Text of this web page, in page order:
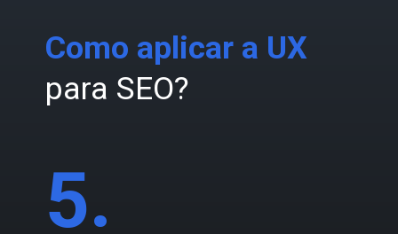
Como aplicar a UX
para SEO?
5.